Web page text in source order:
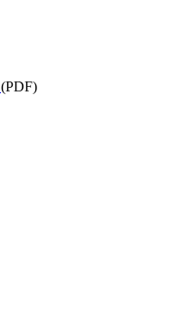
(PDF)